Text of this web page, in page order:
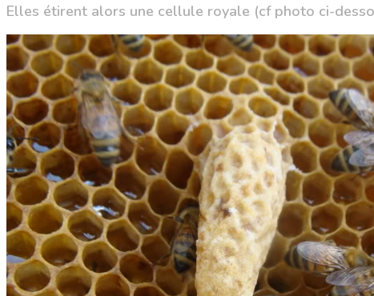
Elles étirent alors une cellule royale (cf photo ci-